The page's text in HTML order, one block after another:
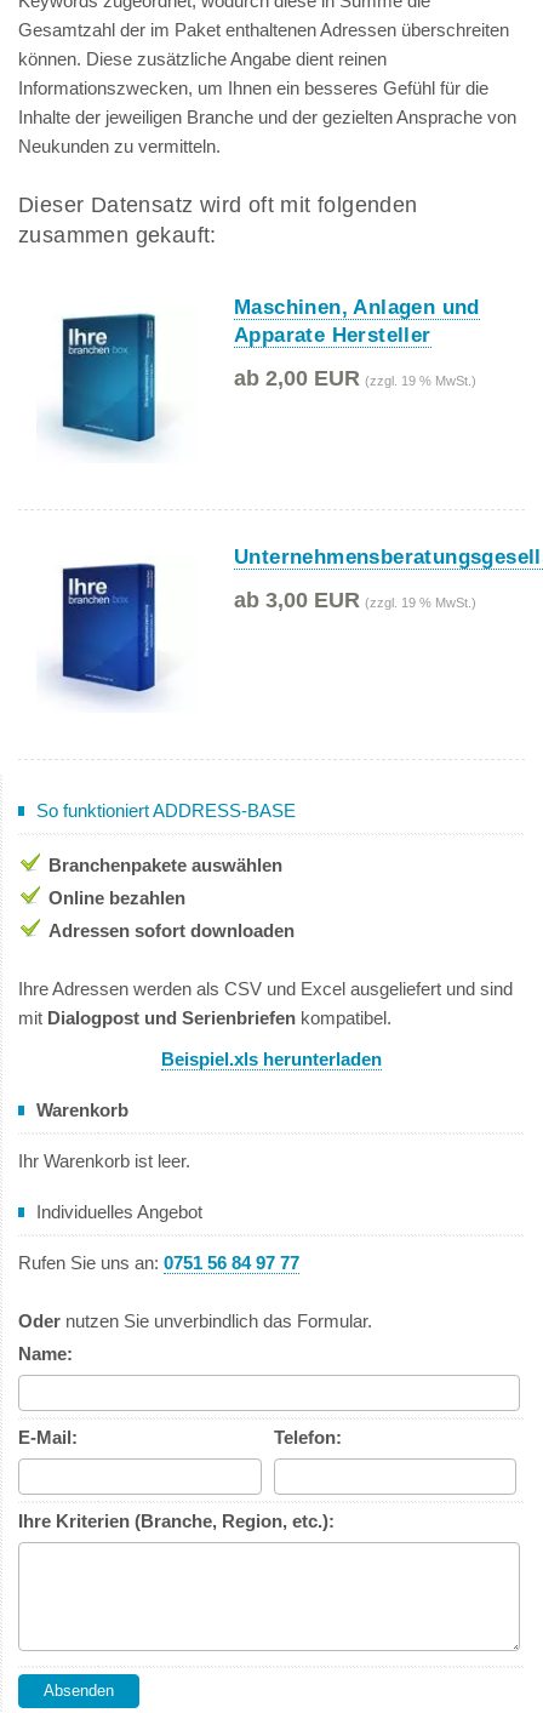
Gesamtzahl der im Paket enthaltenen Adressen überschreiten
können. Diese zusätzliche Angabe dient reinen
Informationszwecken, um Ihnen ein besseres Gefühl für die
Inhalte der jeweiligen Branche und der gezielten Ansprache von
Neukunden zu vermitteln.
Dieser Datensatz wird oft mit folgenden
zusammen gekauft:
Maschinen, Anlagen und
Apparate Hersteller
ab 2,00 EUR (zzgl. 19 % MwSt.)
ab 3,00 EUR (zzgl. 19 % MwSt.)
So funktioniert ADDRESS-BASE
Branchenpakete auswählen
Online bezahlen
Adressen sofort downloaden
Ihre Adressen werden als CSV und Excel ausgeliefert und sind
mit Dialogpost und Serienbriefen kompatibel.
Beispiel.xls herunterladen
Warenkorb
Ihr Warenkorb ist leer.
Individuelles Angebot
Rufen Sie uns an: 0751 56 84 97 77
Oder nutzen Sie unverbindlich das Formular.
Name:
E-Mail: Telefon:
Ihre Kriterien (Branche, Region, etc.):